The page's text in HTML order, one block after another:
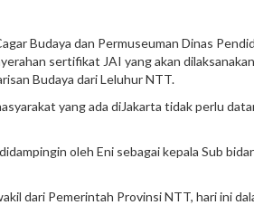
Budaya dan Permuseuman Dinas
sertifikat JAI yang akan
Budaya dari Leluhur NTT.
yang ada diJakarta tidak perlu
oleh Eni sebagai kepala Sub
dari Pemerintah Provinsi NTT, hari ini